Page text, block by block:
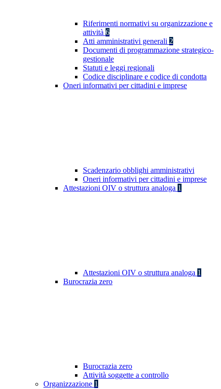
Riferimenti normativi su organizzazione e
attività 6
Atti amministrativi generali 2
Documenti di programmazione strategico-
gestionale
Statuti e leggi regionali
Codice disciplinare e codice di condotta
Oneri informativi per cittadini e imprese
Scadenzario obblighi amministrativi
Oneri informativi per cittadini e imprese
Attestazioni OIV o struttura analoga 1
Attestazioni OIV o struttura analoga 1
Burocrazia zero
Burocrazia zero
Attività soggette a controllo
Organizzazione 1